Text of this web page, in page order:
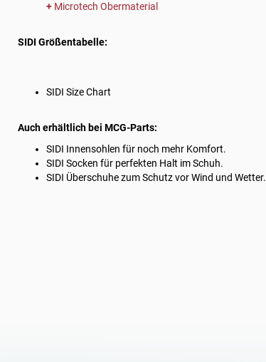
Microtech Obermaterial
SIDI Größentabelle:
SIDI Size Chart
Auch erhältlich bei MCG-Parts:
SIDI Innensohlen für noch mehr Komfort.
SIDI Socken für perfekten Halt im Schuh.
SIDI Überschuhezum Schutz vor Wind und Wetter.